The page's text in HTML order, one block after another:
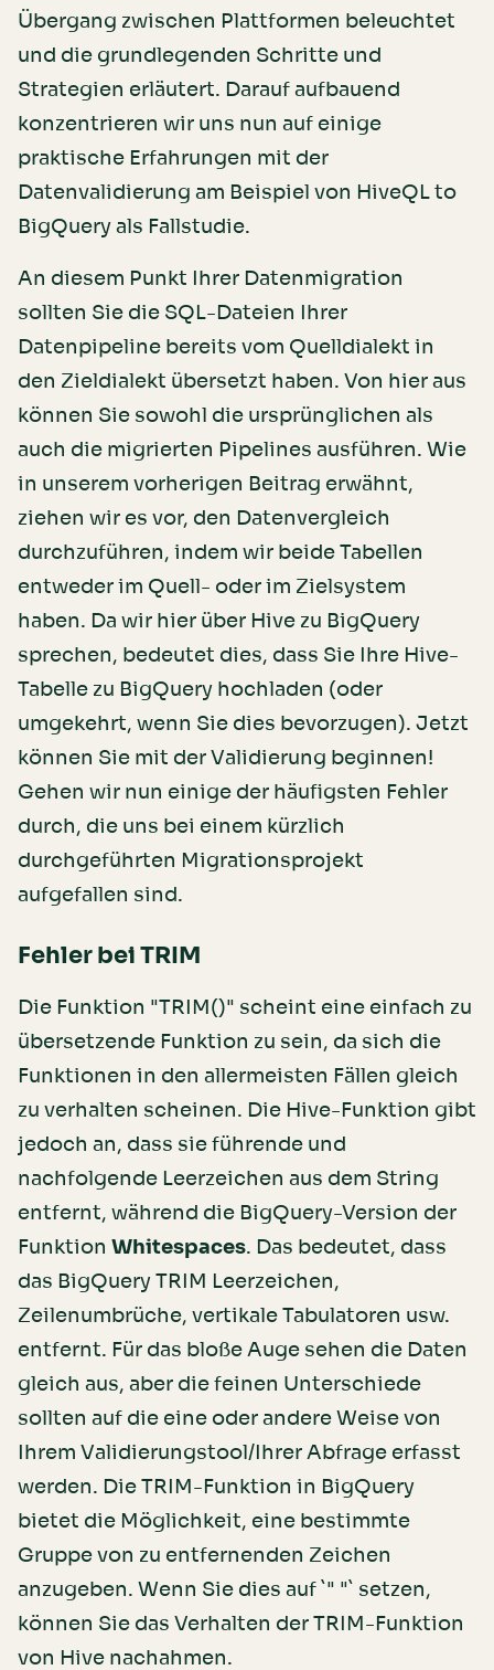
Übergang zwischen Plattformen beleuchtet
und die grundlegenden Schritte und
Strategien erläutert. Darauf aufbauend
konzentrieren wir uns nun auf einige
praktische Erfahrungen mit der
Datenvalidierung am Beispiel von HiveQL to
BigQuery als Fallstudie.
An diesem Punkt Ihrer Datenmigration
sollten Sie die SQL-Dateien Ihrer
Datenpipeline bereits vom Quelldialekt in
den Zieldialekt übersetzt haben. Von hier aus
können Sie sowohl die ursprünglichen als
auch die migrierten Pipelines ausführen. Wie
in unserem vorherigen Beitrag erwähnt,
ziehen wir es vor, den Datenvergleich
durchzuführen, indem wir beide Tabellen
entweder im Quell- oder im Zielsystem
haben. Da wir hier über Hive zu BigQuery
sprechen, bedeutet dies, dass Sie Ihre Hive-
Tabelle zu BigQuery hochladen (oder
umgekehrt, wenn Sie dies bevorzugen). Jetzt
können Sie mit der Validierung beginnen!
Gehen wir nun einige der häufigsten Fehler
durch, die uns bei einem kürzlich
durchgeführten Migrationsprojekt
aufgefallen sind.
Fehler bei TRIM
Die Funktion "TRIM()" scheint eine einfach zu
übersetzende Funktion zu sein, da sich die
Funktionen in den allermeisten Fällen gleich
zu verhalten scheinen. Die Hive-Funktion gibt
jedoch an, dass sie führende und
nachfolgende Leerzeichen aus dem String
entfernt, während die BigQuery-Version der
Funktion Whitespaces. Das bedeutet, dass
das BigQuery TRIM Leerzeichen,
Zeilenumbrüche, vertikale Tabulatoren usw.
entfernt. Für das bloße Auge sehen die Daten
gleich aus, aber die feinen Unterschiede
sollten auf die eine oder andere Weise von
Ihrem Validierungstool/Ihrer Abfrage erfasst
werden. Die TRIM-Funktion in BigQuery
bietet die Möglichkeit, eine bestimmte
Gruppe von zu entfernenden Zeichen
anzugeben. Wenn Sie dies auf `" "` setzen,
können Sie das Verhalten der TRIM-Funktion
von Hive nachahmen.